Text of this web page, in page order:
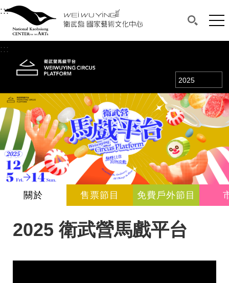
衛武營國家藝術文化中心
中央內容區塊，為本頁主要內容區。
:::選單連結區塊，此區塊列有本網站主要連結。
衛武營國家藝術文化中心
搜尋(開
網
:::
關於 售票節目 免費戶外節目
2025 衛武營馬戲平台